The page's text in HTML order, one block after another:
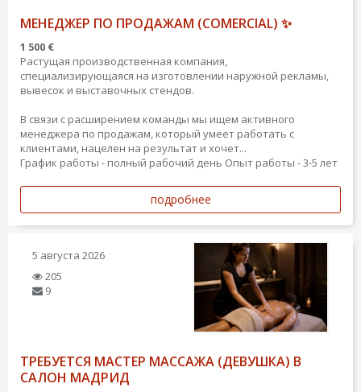
МЕНЕДЖЕР ПО ПРОДАЖАМ (COMERCIAL) ✨
1 500 €
Растущая производственная компания,
специализирующаяся на изготовлении наружной рекламы,
вывесок и выставочных стендов.
В связи с расширением команды мы ищем активного
менеджера по продажам, который умеет работать с
клиентами, нацелен на результат и хочет...
График работы - полный рабочий день Опыт работы - 3-5 лет
подробнее
5 августа 2026
205
9
ТРЕБУЕТСЯ МАСТЕР МАССАЖА (ДЕВУШКА) В
САЛОН МАДРИД